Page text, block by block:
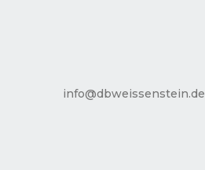
info@dbweissenstein.de